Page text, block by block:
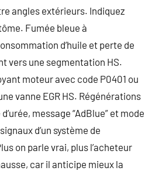
angles extérieurs. Indiquez
Fumée bleue à
d’huile et perte de
vers une segmentation HS.
moteur avec code P0401 ou
vanne EGR HS. Régénérations
message “AdBlue” et mode
d’un système de
on parle vrai, plus l’acheteur
car il anticipe mieux la